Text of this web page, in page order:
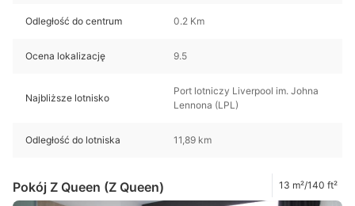
Odległość do centrum 0.2 Km
Ocena lokalizację 9.5
Najbliższe lotnisko
Port lotniczy Liverpool im. Johna
Lennona (LPL)
Odległość do lotniska 11,89 km
Pokój Z Queen (Z Queen) 13 m²/140 ft²